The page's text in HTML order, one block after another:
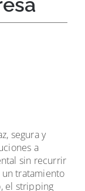
segura y
a
sin recurrir
tratamiento
el stripping